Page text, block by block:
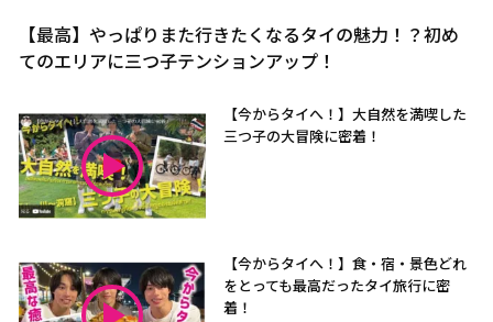
【最高】やっぱりまた行きたくなるタイの魅力！？初め
てのエリアに三つ子テンションアップ！
【今からタイへ！】大自然を満喫した
三つ子の大冒険に密着！
【今からタイへ！】食・宿・景色どれ
をとっても最高だったタイ旅行に密
着！